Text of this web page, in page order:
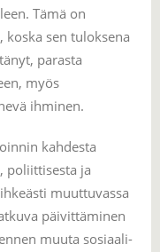
Tämä on
sen tuloksena
parasta
myös
ihminen.
kahdesta
poliittisesta ja
muuttuvassa
päivittäminen
muuta sosiaali-